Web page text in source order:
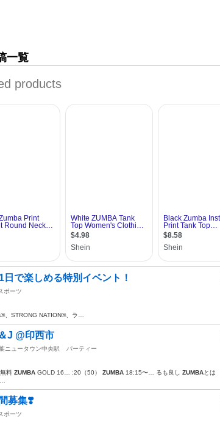
一覧
で楽しめる特別イベント！
ポーツ
®、STRONG NATION®、ラ…
J @印西市
ニュータウン中央駅
パーティー
料 ZUMBA GOLD 16… :20（50） ZUMBA 18:15〜… るも良し ZUMBAとは
募集❣️
ポーツ